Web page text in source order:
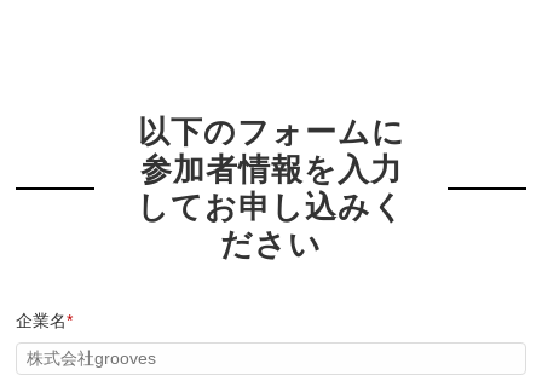
以下のフォームに
参加者情報を入力
してお申し込みく
ださい
*
企業名